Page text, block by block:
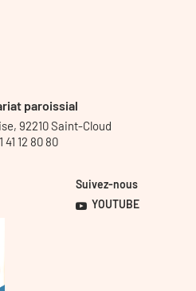
paroissial
92210 Saint-Cloud
41 12 80 80
Suivez-nous
YOUTUBE